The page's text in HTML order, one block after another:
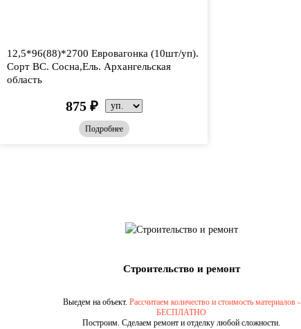
12,5*96(88)*2700 Евровагонка (10шт/уп).
Сорт ВС. Сосна,Ель. Архангельская
область
875 ₽
Подробнее
Строительство и ремонт
Выедем на объект. Рассчитаем количество и стоимость материалов -
БЕСПЛАТНО
Построим. Сделаем ремонт и отделку любой сложности.